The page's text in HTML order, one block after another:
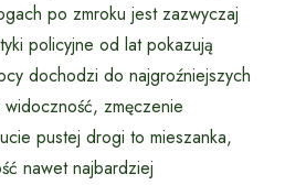
po zmroku jest zazwyczaj
policyjne od lat pokazują
dochodzi do najgroźniejszych
zmęczenie
pustej drogi to mieszanka,
nawet najbardziej